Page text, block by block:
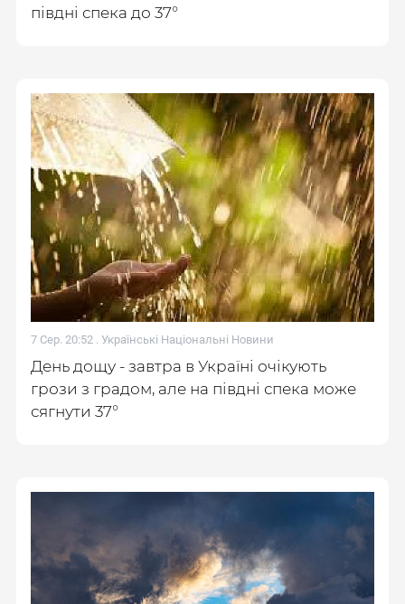
півдні спека до 37°
7 Сер. 20:52 . Українські Національні Новини
День дощу - завтра в Україні очікують
грози з градом, але на півдні спека може
сягнути 37°